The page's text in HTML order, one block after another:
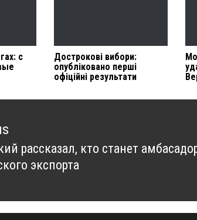
с
Дострокові вибори:
опубліковано перші
офіційні результати
рассказал, кто станет
экспорта